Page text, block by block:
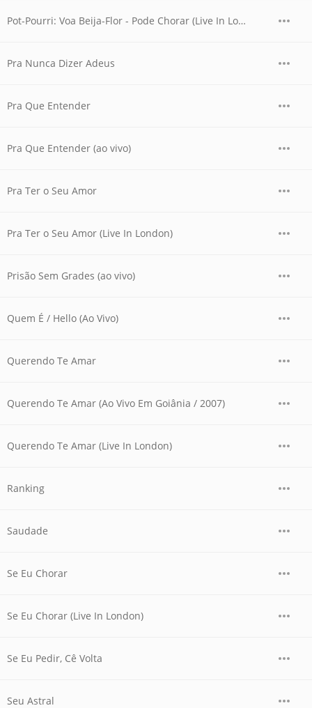
Pot-Pourri: Voa Beija-Flor - Pode Chorar (Live In London)
Pra Nunca Dizer Adeus
Pra Que Entender
Pra Que Entender (ao vivo)
Pra Ter o Seu Amor
Pra Ter o Seu Amor (Live In London)
Prisão Sem Grades (ao vivo)
Quem É / Hello (Ao Vivo)
Querendo Te Amar
Querendo Te Amar (Ao Vivo Em Goiânia / 2007)
Querendo Te Amar (Live In London)
Ranking
Saudade
Se Eu Chorar
Se Eu Chorar (Live In London)
Se Eu Pedir, Cê Volta
Seu Astral